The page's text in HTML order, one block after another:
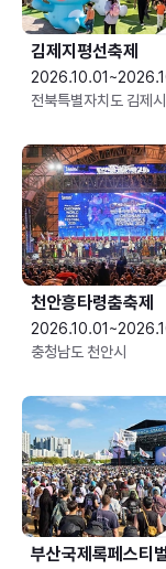
김제지평선축제
전북특별자치도 김제시
천안흥타령춤축제
충청남도 천안시
부산국제록페스티